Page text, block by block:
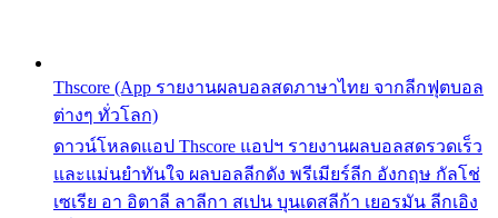
Thscore (App รายงานผลบอลสดภาษาไทย จากลีกฟุตบอล
ต่างๆ ทั่วโลก)
ดาวน์โหลดแอป Thscore แอปฯ รายงานผลบอลสดรวดเร็ว
และแม่นยำทันใจ ผลบอลลีกดัง พรีเมียร์ลีก อังกฤษ กัลโช่
เซเรีย อา อิตาลี ลาลีกา สเปน บุนเดสลีก้า เยอรมัน ลีกเอิง